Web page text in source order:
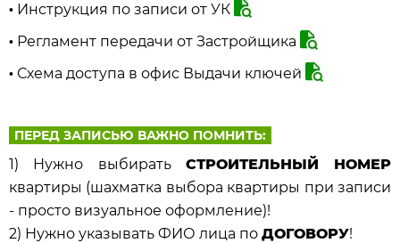
• Инструкция по записи от УК
• Регламент передачи от Застройщика
• Схема доступа в офис Выдачи ключей
ПЕРЕД ЗАПИСЬЮ ВАЖНО ПОМНИТЬ:
1) Нужно выбирать СТРОИТЕЛЬНЫЙ НОМЕР
квартиры (шахматка выбора квартиры при записи
- просто визуальное оформление)!
2) Нужно указывать ФИО лица по ДОГОВОРУ!